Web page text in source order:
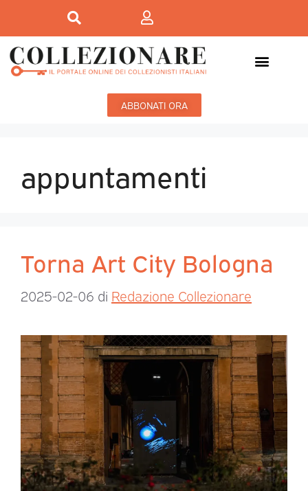
ABBONATI ORA
appuntamenti
Torna Art City Bologna
2025-02-06 di Redazione Collezionare